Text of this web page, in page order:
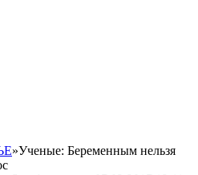
»Ученые: Беременным нельзя